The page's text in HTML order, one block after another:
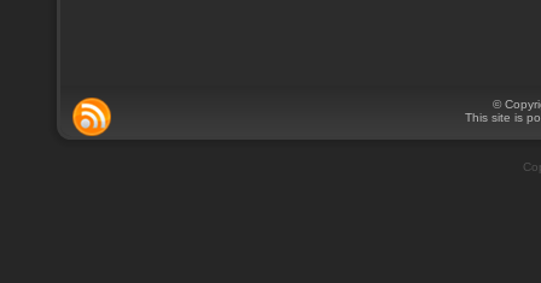
©
This site is